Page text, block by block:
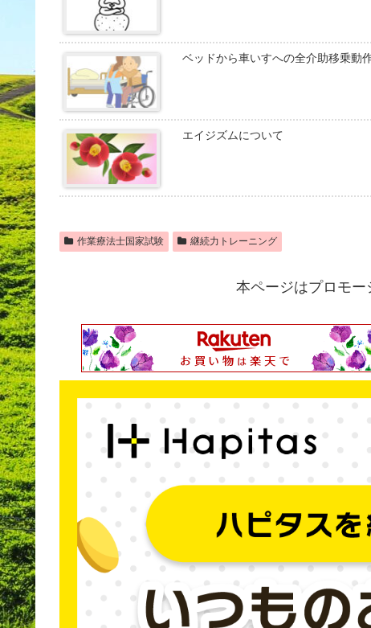
ベッドから車いすへの全介助移乗動
エイジズムについて
作業療法士国家試験 継続力トレーニング
本ページはプロモ